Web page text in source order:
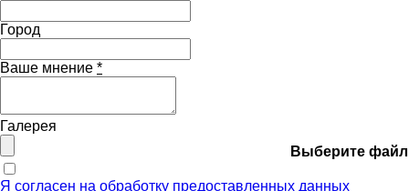
Город
Ваше мнение *
Галерея
Выберите файл
Я согласен на обработку предоставленных данных